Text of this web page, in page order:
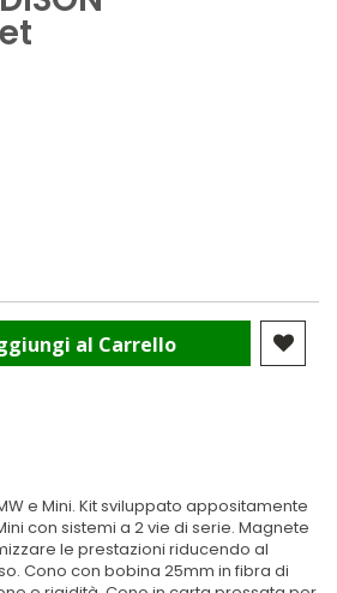
al Carrello
e Mini. Kit sviluppato appositamente
con sistemi a 2 vie di serie. Magnete
le prestazioni riducendo al
Cono con bobina 25mm in fibra di